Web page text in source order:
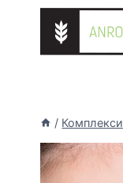
Перейти
вмісту
/ Комплекси